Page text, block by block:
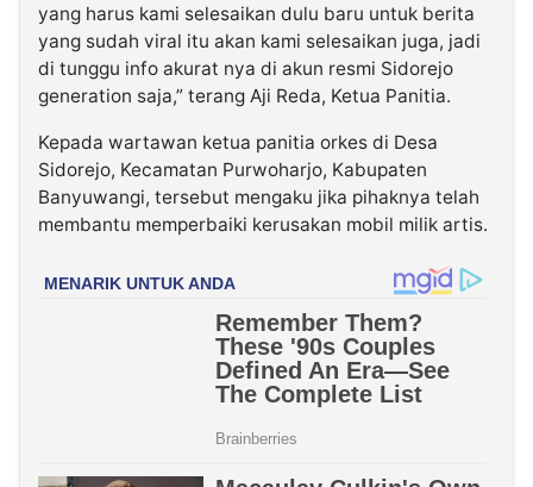
yang harus kami selesaikan dulu baru untuk berita
yang sudah viral itu akan kami selesaikan juga, jadi
di tunggu info akurat nya di akun resmi Sidorejo
generation saja,” terang Aji Reda, Ketua Panitia.
Kepada wartawan ketua panitia orkes di Desa
Sidorejo, Kecamatan Purwoharjo, Kabupaten
Banyuwangi, tersebut mengaku jika pihaknya telah
membantu memperbaiki kerusakan mobil milik artis.